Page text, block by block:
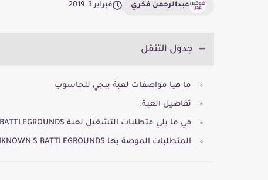
عبدالرحمن فكري فبراير 3, 2019
جدول التنقل
ما هيا مواصفات لعبة ببجي للحاسوب
تفاصيل العبة:
في ما يلي متطلبات التشغيل لعبة PLAYERUNKNOWN's BATTLEGROUNDS (الحد الأدنى):
المتطلبات الموصة بها PLAYERUNKNOWN'S BATTLEGROUNDS: